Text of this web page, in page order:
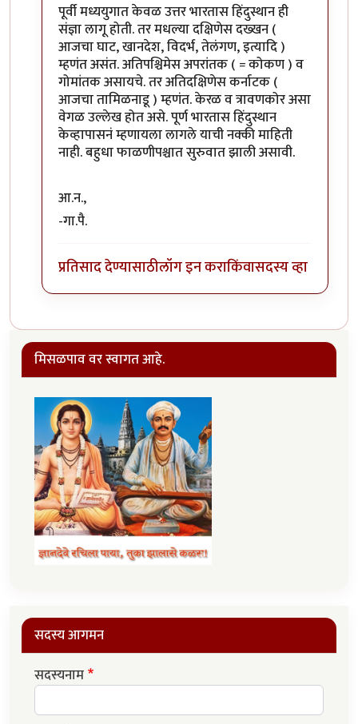
पूर्वी मध्ययुगात केवळ उत्तर भारतास हिंदुस्थान ही
संज्ञा लागू होती. तर मधल्या दक्षिणेस दख्खन (
आजचा घाट, खानदेश, विदर्भ, तेलंगण, इत्यादि )
म्हणंत असंत. अतिपश्चिमेस अपरांतक ( = कोकण ) व
गोमांतक असायचे. तर अतिदक्षिणेस कर्नाटक (
आजचा तामिळनाडू ) म्हणंत. केरळ व त्रावणकोर असा
वेगळ उल्लेख होत असे. पूर्ण भारतास हिंदुस्थान
केव्हापासनं म्हणायला लागले याची नक्की माहिती
नाही. बहुधा फाळणीपश्चात सुरुवात झाली असावी.
आ.न.,
-गा.पै.
प्रतिसाद देण्यासाठीलॉग इन कराकिंवासदस्य व्हा
मिसळपाव वर स्वागत आहे.
सदस्य आगमन
सदस्यनाम